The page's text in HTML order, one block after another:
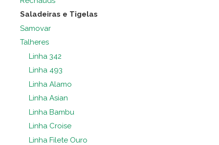
Saladeiras e Tigelas
Samovar
Talheres
Linha 342
Linha 493
Linha Alamo
Linha Asian
Linha Bambu
Linha Croise
Linha Filete Ouro